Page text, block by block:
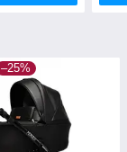
–25%